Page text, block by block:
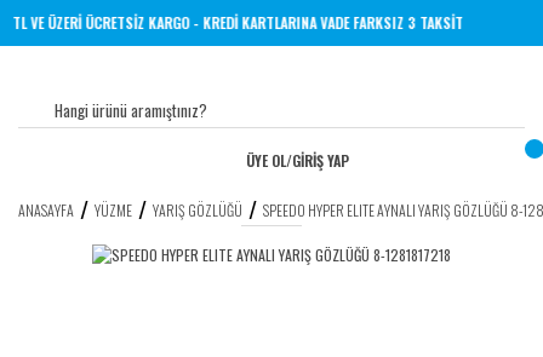
YERİNE 1000 TL VE ÜZERİ ÜCRETSİZ KARGO - KREDİ KARTLARINA VADE FARKSIZ 3 TAKSİT
ÜYE OL/GİRİŞ YAP
ANASAYFA YÜZME YARIŞ GÖZLÜĞÜ SPEEDO HYPER ELITE AYNALI YARIŞ GÖZLÜĞÜ 8-